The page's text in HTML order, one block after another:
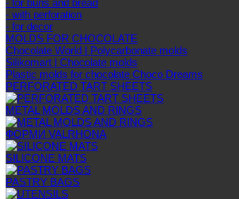
- for buns and bread
- with perforation
- for decor
MOLDS FOR CHOCOLATE
Chocolate World | Polycarbonate molds
Silikomart | Chocolate molds
Plastic molds for chocolate Choco Dreams
PERFORATED TART SHEETS
METAL MOLDS AND RINGS
ФОРМИ VALRHONA
SILICONE MATS
PASTRY BAGS